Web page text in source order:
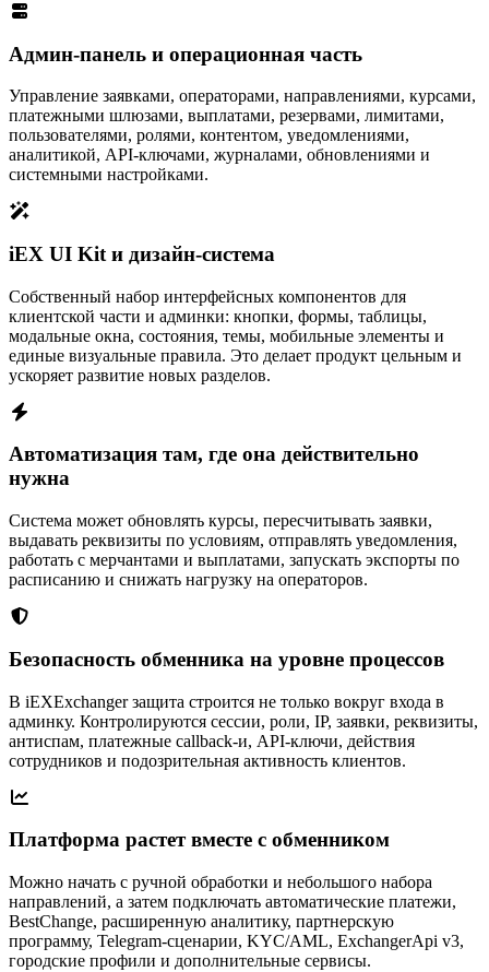
Админ-панель и операционная часть
Управление заявками, операторами, направлениями, курсами,
платежными шлюзами, выплатами, резервами, лимитами,
пользователями, ролями, контентом, уведомлениями,
аналитикой, API-ключами, журналами, обновлениями и
системными настройками.
iEX UI Kit и дизайн-система
Собственный набор интерфейсных компонентов для
клиентской части и админки: кнопки, формы, таблицы,
модальные окна, состояния, темы, мобильные элементы и
единые визуальные правила. Это делает продукт цельным и
ускоряет развитие новых разделов.
Автоматизация там, где она действительно
нужна
Система может обновлять курсы, пересчитывать заявки,
выдавать реквизиты по условиям, отправлять уведомления,
работать с мерчантами и выплатами, запускать экспорты по
расписанию и снижать нагрузку на операторов.
Безопасность обменника на уровне процессов
В iEXExchanger защита строится не только вокруг входа в
админку. Контролируются сессии, роли, IP, заявки, реквизиты,
антиспам, платежные callback-и, API-ключи, действия
сотрудников и подозрительная активность клиентов.
Платформа растет вместе с обменником
Можно начать с ручной обработки и небольшого набора
направлений, а затем подключать автоматические платежи,
BestChange, расширенную аналитику, партнерскую
программу, Telegram-сценарии, KYC/AML, ExchangerApi v3,
городские профили и дополнительные сервисы.